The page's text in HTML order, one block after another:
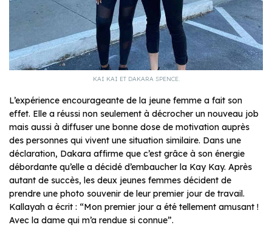
KAI KAI ET DAKARA SPENCE.
L’expérience encourageante de la jeune femme a fait son
effet. Elle a réussi non seulement à décrocher un nouveau job
mais aussi à diffuser une bonne dose de motivation auprès
des personnes qui vivent une situation similaire. Dans une
déclaration, Dakara affirme que c’est grâce à son énergie
débordante qu’elle a décidé d’embaucher la Kay Kay. Après
autant de succès, les deux jeunes femmes décident de
prendre une photo souvenir de leur premier jour de travail.
Kallayah a écrit : “Mon premier jour a été tellement amusant !
Avec la dame qui m’a rendue si connue”.